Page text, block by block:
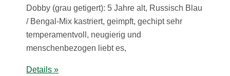
Dobby (grau getigert): 5 Jahre alt, Russisch Blau
/ Bengal-Mix kastriert, geimpft, gechipt sehr
temperamentvoll, neugierig und
menschenbezogen liebt es,
Details »